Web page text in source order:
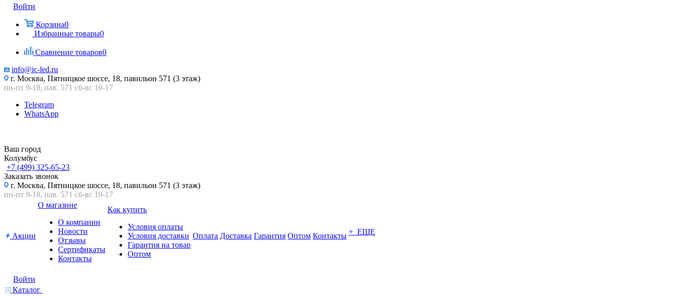
Войти
Корзина0
Избранные товары0
Сравнение товаров0
info@ic-led.ru
г. Москва, Пятницкое шоссе, 18, павильон 571 (3 этаж)
пн-пт 9-18, пав. 571 сб-вс 10-17
Telegram
WhatsApp
Ваш город
Колумбус
+7 (499) 325-65-23
Заказать звонок
г. Москва, Пятницкое шоссе, 18, павильон 571 (3 этаж)
пн-пт 9-18, пав. 571 сб-вс 10-17
Акции
О магазине
О компании
Новости
Отзывы
Сертификаты
Контакты
Как купить
Условия оплаты
Условия доставки
Гарантия на товар
Оптом
Оплата Доставка Гарантия Оптом Контакты + ЕЩЕ
Войти
Каталог